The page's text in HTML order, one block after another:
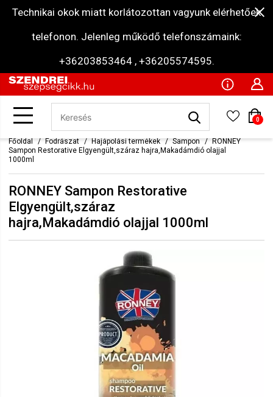
Technikai okok miatt korlátozottan vagyunk elérhetőek
telefonon. Jelenleg működő telefonszámaink:
+36203853464 , +36205574595.
0
Főoldal Fodrászat Hajápolási termékek Sampon
RONNEY
Sampon Restorative Elgyengült,száraz hajra,Makadámdió olajjal
1000ml
RONNEY Sampon Restorative
Elgyengült,száraz
hajra,Makadámdió olajjal 1000ml